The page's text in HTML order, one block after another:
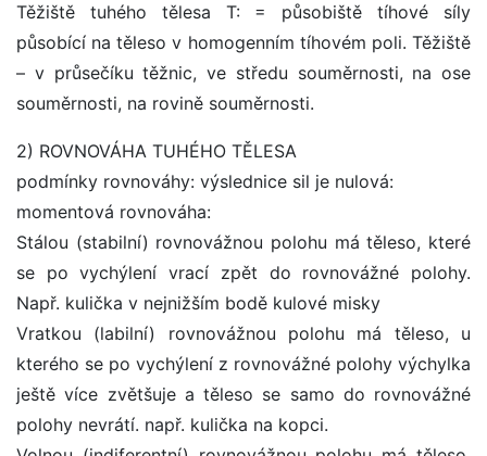
Těžiště tuhého tělesa T: = působiště tíhové síly
působící na těleso v homogenním tíhovém poli. Těžiště
– v průsečíku těžnic, ve středu souměrnosti, na ose
souměrnosti, na rovině souměrnosti.
2) ROVNOVÁHA TUHÉHO TĚLESA
podmínky rovnováhy: výslednice sil je nulová:
momentová rovnováha:
Stálou (stabilní) rovnovážnou polohu má těleso, které
se po vychýlení vrací zpět do rovnovážné polohy.
Např. kulička v nejnižším bodě kulové misky
Vratkou (labilní) rovnovážnou polohu má těleso, u
kterého se po vychýlení z rovnovážné polohy výchylka
ještě více zvětšuje a těleso se samo do rovnovážné
polohy nevrátí. např. kulička na kopci.